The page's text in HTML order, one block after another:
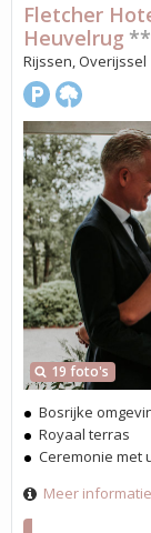
19 foto's
Fletcher
Heuvelrug
Rijssen, Overijssel
Bosrijke
Royaal terras
Ceremonie met
Meer informatie